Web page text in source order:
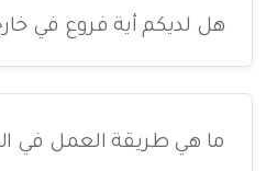
هل لديكم أية فروع في
ما هي طريقة العمل في